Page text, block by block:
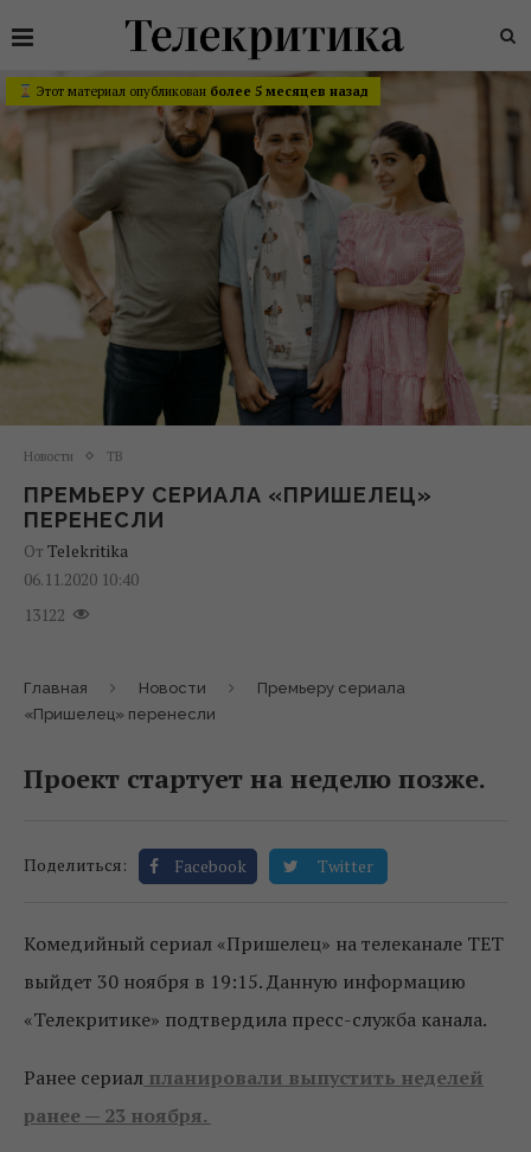
Этот материал опубликован более 5 месяцев назад
Новости ТВ
ПРЕМЬЕРУ СЕРИАЛА «ПРИШЕЛЕЦ»
ПЕРЕНЕСЛИ
От Telekritika
06.11.2020 10:40
13122
Главная Новости
Премьеру сериала
«Пришелец» перенесли
Проект стартует на неделю позже.
Поделиться: Facebook Twitter
Комедийный сериал «Пришелец» на телеканале ТЕТ
выйдет 30 ноября в 19:15. Данную информацию
«Телекритике» подтвердила пресс-служба канала.
Ранее сериал планировали выпустить неделей
ранее — 23 ноября.